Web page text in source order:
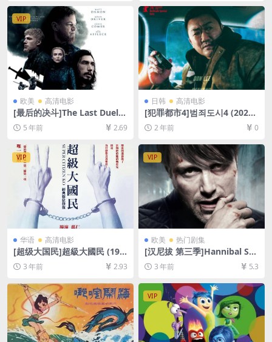
载][MP4/6.2GB][中英字幕]
5GB][中文字幕]
VIP
欧美 高清电影
[最后的决斗]The Last Duel
(2021)[百度网盘+迅雷云盘资
源1080P超清未删减][MP4/9.
8GB][中英字幕]
5 年前 2.69
日韩 高清电影
[犯罪都市4]범죄도시4 (2024)
[百度网盘+夸克网盘1080P超
清未删减资源][网盘在线播放/
下载][MP4/6.7GB][韩语中字]
2 年前 0
VIP
华语 高清电影
[超级大国民]超級大國民 (199
6)[百度网盘+夸克网盘1080P
超清未删减资源][网盘在线播
放/下载][MP4/7.6GB][中文字
幕]
3 年前 2.93
VIP
欧美 热门剧集
[汉尼拔 第三季]Hannibal Sea
son 3 (2015)[百度网盘+迅雷
云盘+阿里云盘资源1080P超
清未删减][MP4/14GB][中英
字幕]
3 年前 5.3
VIP